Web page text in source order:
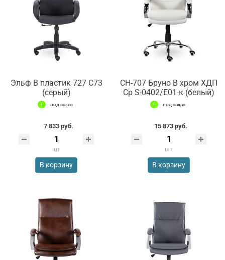
Эльф В пластик 727 С73
(серый)
под заказ
7 833 руб.
шт
В корзину
СН-707 Бруно В хром ХДП
Ср S-0402/Е01-к (белый)
под заказ
15 873 руб.
шт
В корзину